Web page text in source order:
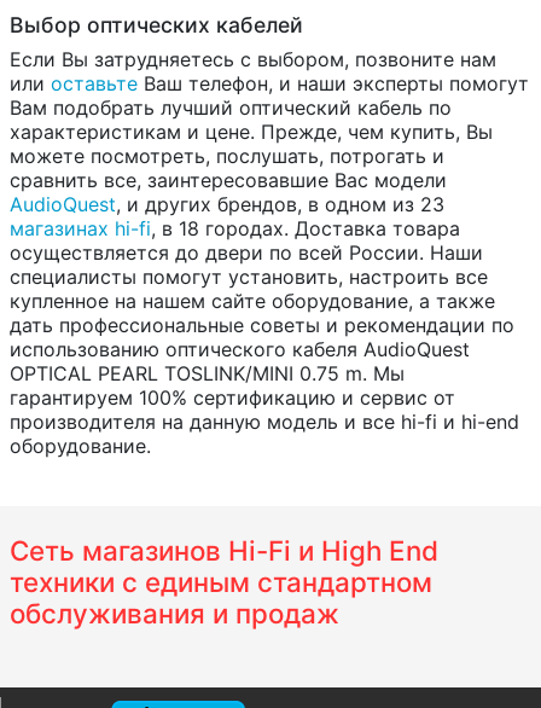
Выбор оптических кабелей
Если Вы затрудняетесь с выбором, позвоните нам
или оставьте Ваш телефон, и наши эксперты помогут
Вам подобрать лучший оптический кабель по
характеристикам и цене. Прежде, чем купить, Вы
можете посмотреть, послушать, потрогать и
сравнить все, заинтересовавшие Вас модели
AudioQuest, и других брендов, в одном из 23
магазинах hi-fi, в 18 городах. Доставка товара
осуществляется до двери по всей России. Наши
специалисты помогут установить, настроить все
купленное на нашем сайте оборудование, а также
дать профессиональные советы и рекомендации по
использованию оптического кабеля AudioQuest
OPTICAL PEARL TOSLINK/MINI 0.75 m. Мы
гарантируем 100% сертификацию и сервис от
производителя на данную модель и все hi-fi и hi-end
оборудование.
Сеть магазинов Hi-Fi и High End
техники с единым стандартном
обслуживания и продаж